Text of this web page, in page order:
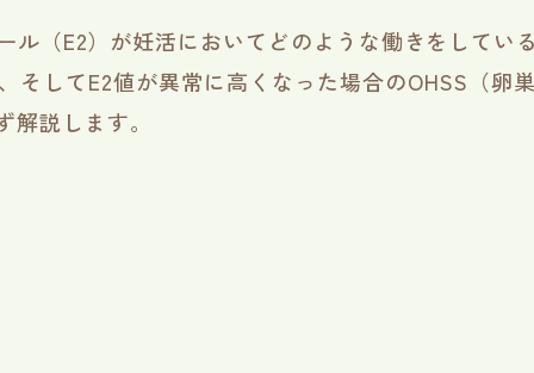
ル（E2）が妊活においてどのような働きをしてい
そしてE2値が異常に高くなった場合のOHSS（卵
説します。